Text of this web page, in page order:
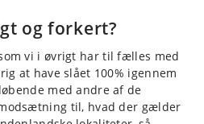
og forkert?
vi i øvrigt har til fælles med
at have slået 100% igennem
med andre af de
til, hvad der gælder